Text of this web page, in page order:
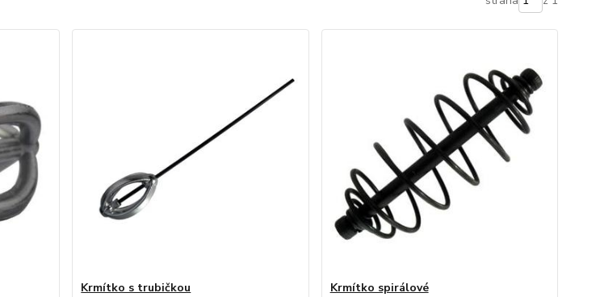
Krmítko s trubičkou Krmítko spirálové